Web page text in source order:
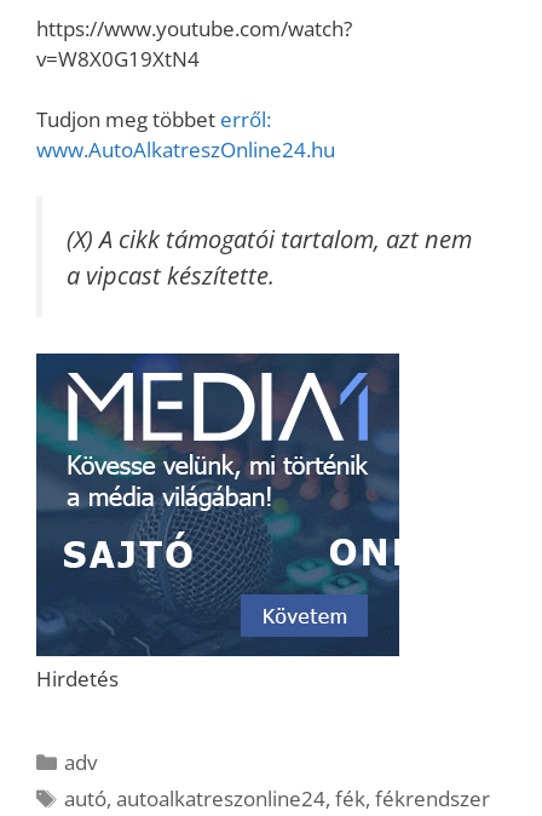
https://www.youtube.com/watch?
v=W8X0G19XtN4
Tudjon meg többet erről:
www.AutoAlkatreszOnline24.hu
(X) A cikk támogatói tartalom, azt nem
a vipcast készítette.
Hirdetés
Kategória
adv
Címkék
autó,autoalkatreszonline24,fék,fékrendszer